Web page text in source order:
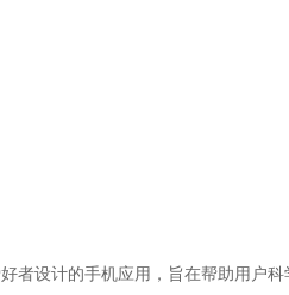
者设计的手机应用，旨在帮助用户